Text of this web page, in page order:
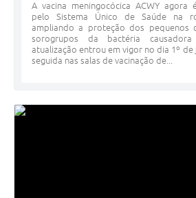
A vacina meningocócica ACWY
pelo Sistema Único de Saúde na
ampliando a proteção dos pequenos
sorogrupos da bactéria
atualização entrou em vigor no dia 1º de
seguida nas salas de vacinação de...